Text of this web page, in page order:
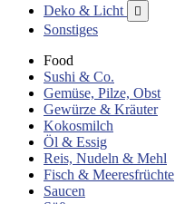
Deko & Licht

Sonstiges
Food
Sushi & Co.
Gemüse, Pilze, Obst
Gewürze & Kräuter
Kokosmilch
Öl & Essig
Reis, Nudeln & Mehl
Fisch & Meeresfrüchte
Saucen